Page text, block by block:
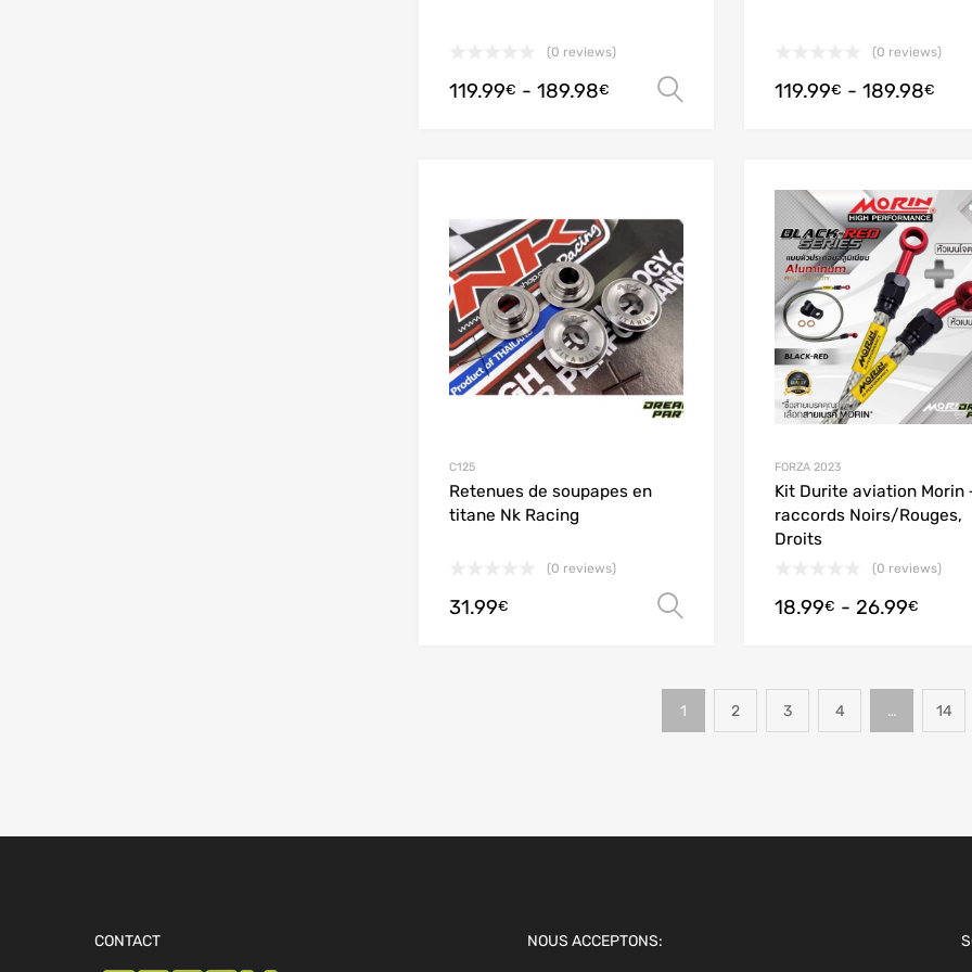
(0 reviews)
119.99€ - 189.98€ Scegli
(0 reviews)
119.99€ - 189.98€
Add to Wishlist
Add to Compare
C125
Retenues de soupapes en
titane Nk Racing
(0 reviews)
31.99€ Scegli
FORZA 2023
Kit Durite aviation Morin
raccords Noirs/Rouges,
Droits
(0 reviews)
18.99€ - 26.99€
1 2 3 4 … 14
CONTACT NOUS ACCEPTONS: